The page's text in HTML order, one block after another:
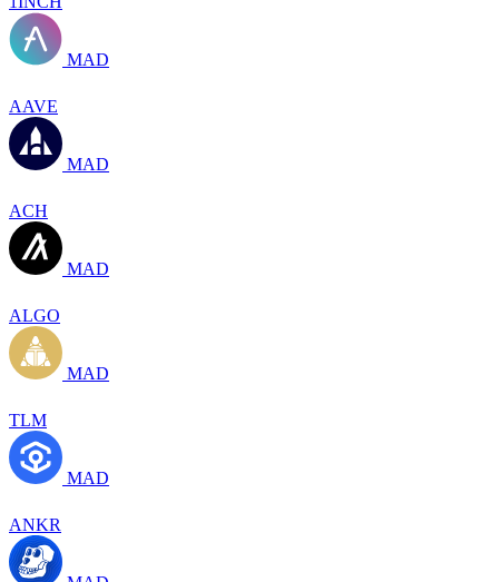
MAD
AAVE
MAD
ACH
MAD
ALGO
MAD
TLM
MAD
ANKR